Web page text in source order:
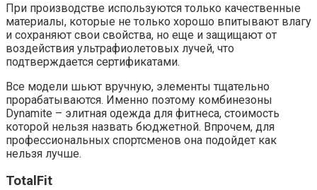
При производстве используются только качественные
материалы, которые не только хорошо впитывают влагу
и сохраняют свои свойства, но еще и защищают от
воздействия ультрафиолетовых лучей, что
подтверждается сертификатами.
Все модели шьют вручную, элементы тщательно
прорабатываются. Именно поэтому комбинезоны
Dynamite – элитная одежда для фитнеса, стоимость
которой нельзя назвать бюджетной. Впрочем, для
профессиональных спортсменов она подойдет как
нельзя лучше.
TotalFit